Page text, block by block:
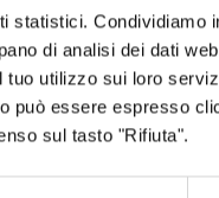
statistici.
di analisi dei dati
utilizzo sui loro
può essere espresso
sul tasto "Rifiuta".